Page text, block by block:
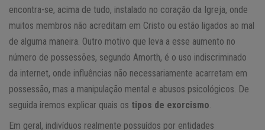
encontra-se, acima de tudo, instalado no coração da Igreja, onde
muitos membros não acreditam em Cristo ou estão ligados ao mal
de alguma maneira. Outro motivo que leva a esse aumento no
número de possessões, segundo Amorth, é o uso indiscriminado
da internet, onde influências não necessariamente acarretam em
possessão, mas a manipulação mental e abusos psicológicos. De
seguida iremos explicar quais os tipos de exorcismo
Em geral, indivíduos realmente possuídos por entidades